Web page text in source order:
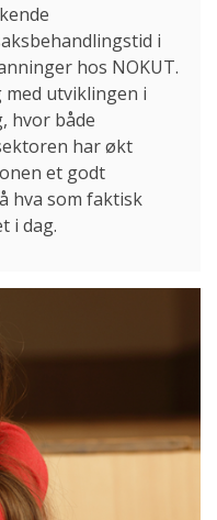
i
hos NOKUT.
med utviklingen i
hvor både
har økt
et godt
hva som faktisk
i dag.